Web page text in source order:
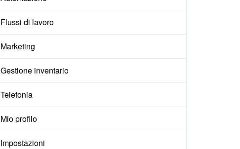
Flussi di lavoro
Marketing
Gestione inventario
Telefonia
Mio profilo
Impostazioni